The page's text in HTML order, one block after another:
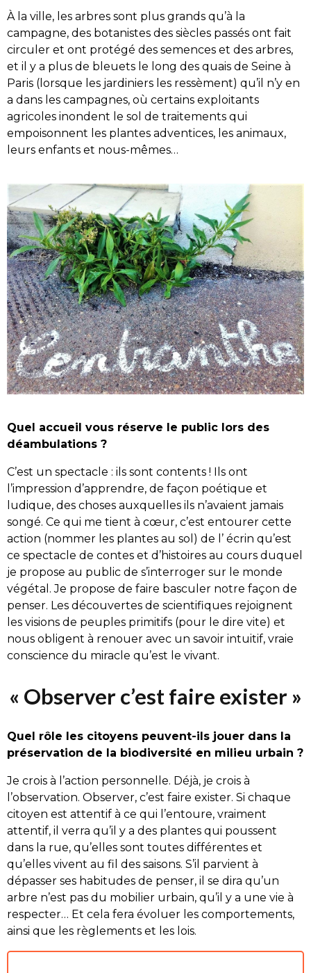
À la ville, les arbres sont plus grands qu’à la
campagne, des botanistes des siècles passés ont fait
circuler et ont protégé des semences et des arbres,
et il y a plus de bleuets le long des quais de Seine à
Paris (lorsque les jardiniers les ressèment) qu’il n’y en
a dans les campagnes, où certains exploitants
agricoles inondent le sol de traitements qui
empoisonnent les plantes adventices, les animaux,
leurs enfants et nous-mêmes…
Quel accueil vous réserve le public lors des
déambulations ?
C’est un spectacle : ils sont contents ! Ils ont
l’impression d’apprendre, de façon poétique et
ludique, des choses auxquelles ils n’avaient jamais
songé. Ce qui me tient à cœur, c’est entourer cette
action (nommer les plantes au sol) de l’ écrin qu’est
ce spectacle de contes et d’histoires au cours duquel
je propose au public de s’interroger sur le monde
végétal. Je propose de faire basculer notre façon de
penser. Les découvertes de scientifiques rejoignent
les visions de peuples primitifs (pour le dire vite) et
nous obligent à renouer avec un savoir intuitif, vraie
conscience du miracle qu’est le vivant.
« Observer c’est faire exister »
Quel rôle les citoyens peuvent-ils jouer dans la
préservation de la biodiversité en milieu urbain ?
Je crois à l’action personnelle. Déjà, je crois à
l’observation. Observer, c’est faire exister. Si chaque
citoyen est attentif à ce qui l’entoure, vraiment
attentif, il verra qu’il y a des plantes qui poussent
dans la rue, qu’elles sont toutes différentes et
qu’elles vivent au fil des saisons. S’il parvient à
dépasser ses habitudes de penser, il se dira qu’un
arbre n’est pas du mobilier urbain, qu’il y a une vie à
respecter… Et cela fera évoluer les comportements,
ainsi que les règlements et les lois.